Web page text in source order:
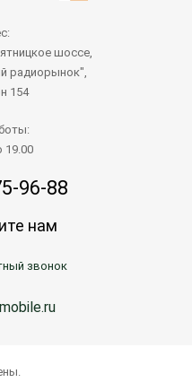
шоссе,
радиорынок",
154
19.00
96-88
нам
звонок